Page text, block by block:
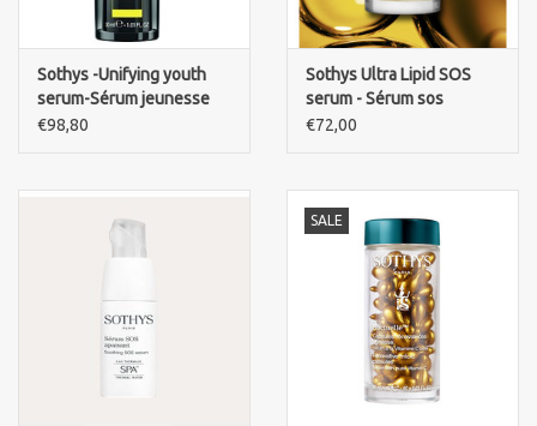
Sothys -Unifying youth
serum-Sérum jeunesse
unifiant
€98,80
Sothys Ultra Lipid SOS
serum - Sérum sos
Relipidant
€72,00
SALE